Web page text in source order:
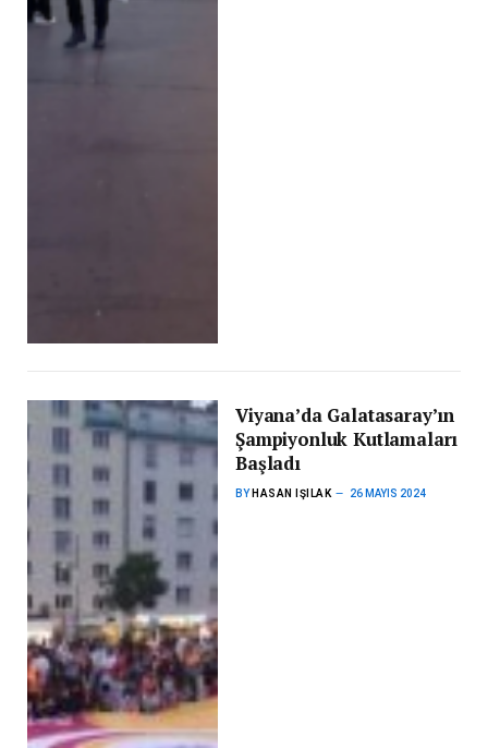
Viyana’da Galatasaray’ın
Şampiyonluk Kutlamaları
Başladı
BY HASAN IŞILAK 26 MAYIS 2024